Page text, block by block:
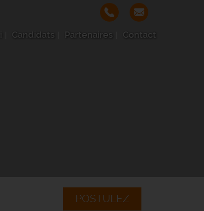
Candidats Partenaires Contact
POSTULEZ